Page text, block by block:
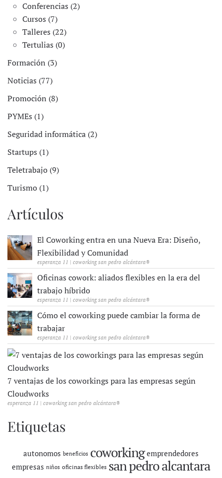
Conferencias (2)
Cursos (7)
Talleres (22)
Tertulias (0)
Formación (3)
Noticias (77)
Promoción (8)
PYMEs (1)
Seguridad informática (2)
Startups (1)
Teletrabajo (9)
Turismo (1)
Artículos
El Coworking entra en una Nueva Era: Diseño,
Flexibilidad y Comunidad
esperanza 11 | coworking san pedro alcántara®
Oficinas cowork: aliados flexibles en la era del
trabajo híbrido
esperanza 11 | coworking san pedro alcántara®
Cómo el coworking puede cambiar la forma de
trabajar
esperanza 11 | coworking san pedro alcántara®
7 ventajas de los coworkings para las empresas según
Cloudworks
esperanza 11 | coworking san pedro alcántara®
Etiquetas
autonomos beneficios coworking emprendedores
empresas niños oficinas flexibles san pedro alcantara